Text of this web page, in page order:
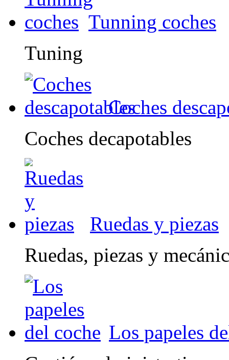
Tunning coches
Tuning
Coches
Coches decapotables
Ruedas y piezas
Ruedas, piezas y
Los papeles